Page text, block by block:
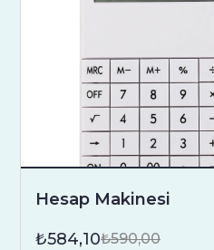
Hesap Makinesi
₺584,10₺590,00